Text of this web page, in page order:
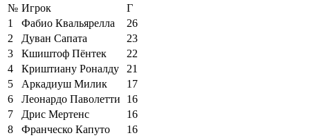
№ Игрок
Г
1
Фабио Квальярелла
26
2
Дуван Сапата
23
3
Кшиштоф Пёнтек
22
4
Криштиану Роналду
21
5
Аркадиуш Милик
17
6
Леонардо Паволетти
16
7
Дрис Мертенс
16
8
Франческо Капуто
16